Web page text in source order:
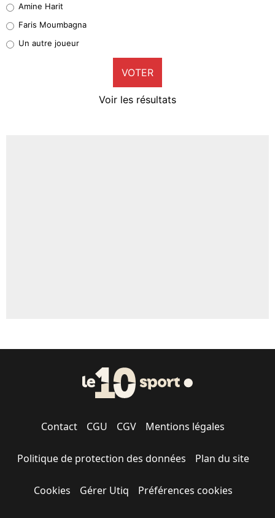
1%
9%
Amine Harit
Faris Moumbagna
Un autre joueur
VOTER
Voir les résultats
Contact CGU CGV Mentions légales
Politique de protection des données Plan du site
Cookies Gérer Utiq Préférences cookies